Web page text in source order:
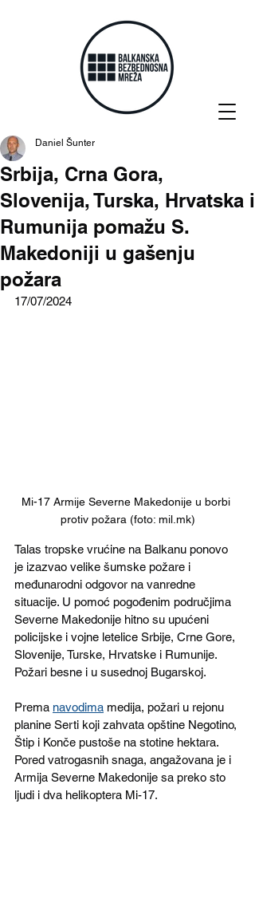
Srbija, Crna Gora,
Slovenija, Turska, Hrvatska i
Rumunija pomažu S.
Makedoniji u gašenju
požara
Daniel Šunter
17/07/2024
Mi-17 Armije Severne Makedonije u borbi
protiv požara (foto: mil.mk)
Talas tropske vrućine na Balkanu ponovo
je izazvao velike šumske požare i
međunarodni odgovor na vanredne
situacije. U pomoć pogođenim područjima
Severne Makedonije hitno su upućeni
policijske i vojne letelice Srbije, Crne Gore,
Slovenije, Turske, Hrvatske i Rumunije.
Požari besne i u susednoj Bugarskoj.
Prema navodima medija, požari u rejonu
planine Serti koji zahvata opštine Negotino,
Štip i Konče pustoše na stotine hektara.
Pored vatrogasnih snaga, angažovana je i
Armija Severne Makedonije sa preko sto
ljudi i dva helikoptera Mi-17.